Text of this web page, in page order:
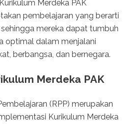
Merdeka PAK
pembelajaran yang berarti
mereka dapat tumbuh
optimal dalam menjalani
berbangsa, dan bernegara.
Merdeka PAK
(RPP) merupakan
Kurikulum Merdeka